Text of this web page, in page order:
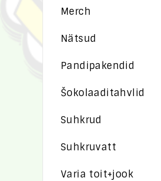
Merch
Nätsud
Pandipakendid
Šokolaaditahvlid
Suhkrud
Suhkruvatt
Varia toit+jook